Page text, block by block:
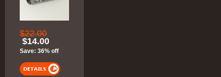
$22.00
$14.00
Save: 36% off